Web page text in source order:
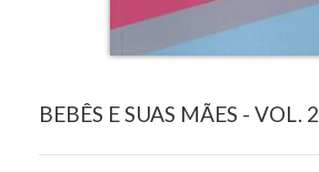
BEBÊS E SUAS MÃES - VOL. 2